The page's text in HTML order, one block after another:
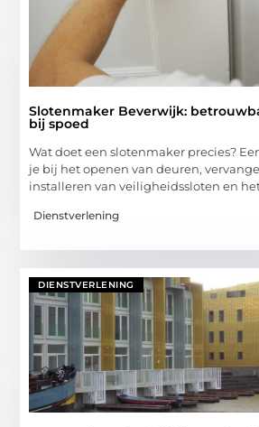
Slotenmaker Beverwijk:
bij spoed
Wat doet een slotenmaker precies?
je bij het openen van deuren,
installeren van veiligheidssloten en
Dienstverlening
DIENSTVERLENING